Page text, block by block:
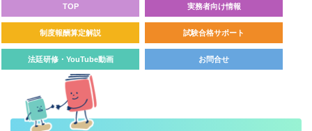
TOP 実務者向け情報
制度報酬算定解説 試験合格サポート
法廷研修・YouTube動画 お問合せ